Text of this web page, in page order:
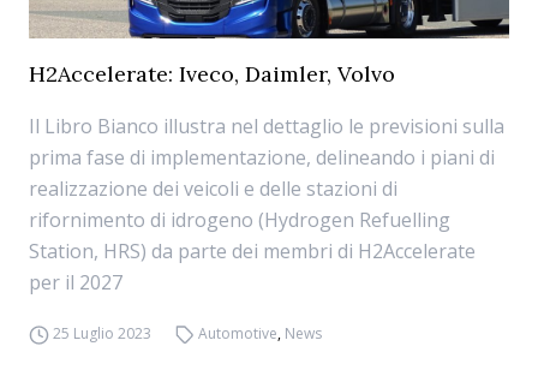
H2Accelerate: Iveco, Daimler, Volvo
Il Libro Bianco illustra nel dettaglio le previsioni sulla
prima fase di implementazione, delineando i piani di
realizzazione dei veicoli e delle stazioni di
rifornimento di idrogeno (Hydrogen Refuelling
Station, HRS) da parte dei membri di H2Accelerate
per il 2027
25 Luglio 2023 Automotive, News